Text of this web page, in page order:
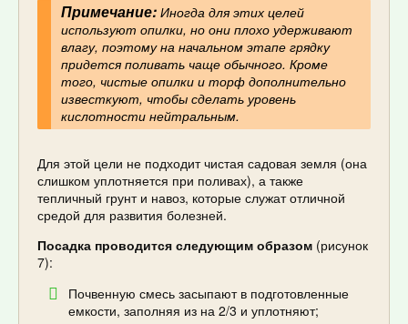
Примечание:Иногда для этих целей
используют опилки, но они плохо удерживают
влагу, поэтому на начальном этапе грядку
придется поливать чаще обычного. Кроме
того, чистые опилки и торф дополнительно
известкуют, чтобы сделать уровень
кислотности нейтральным.
Для этой цели не подходит чистая садовая земля (она
слишком уплотняется при поливах), а также
тепличный грунт и навоз, которые служат отличной
средой для развития болезней.
Посадка проводится следующим образом (рисунок
7):
Почвенную смесь засыпают в подготовленные
емкости, заполняя из на 2/3 и уплотняют;